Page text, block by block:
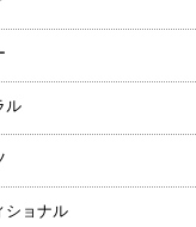
ル
ショナル